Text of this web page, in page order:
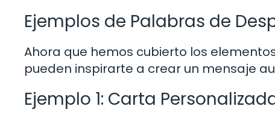
Ejemplos de Palabras de
Ahora que hemos cubierto los
pueden inspirarte a crear un mensaje
Ejemplo 1: Carta